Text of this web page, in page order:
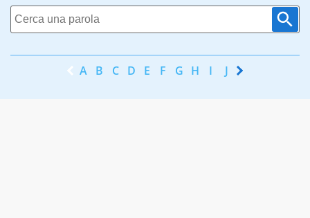
A B C D E F G H I J K